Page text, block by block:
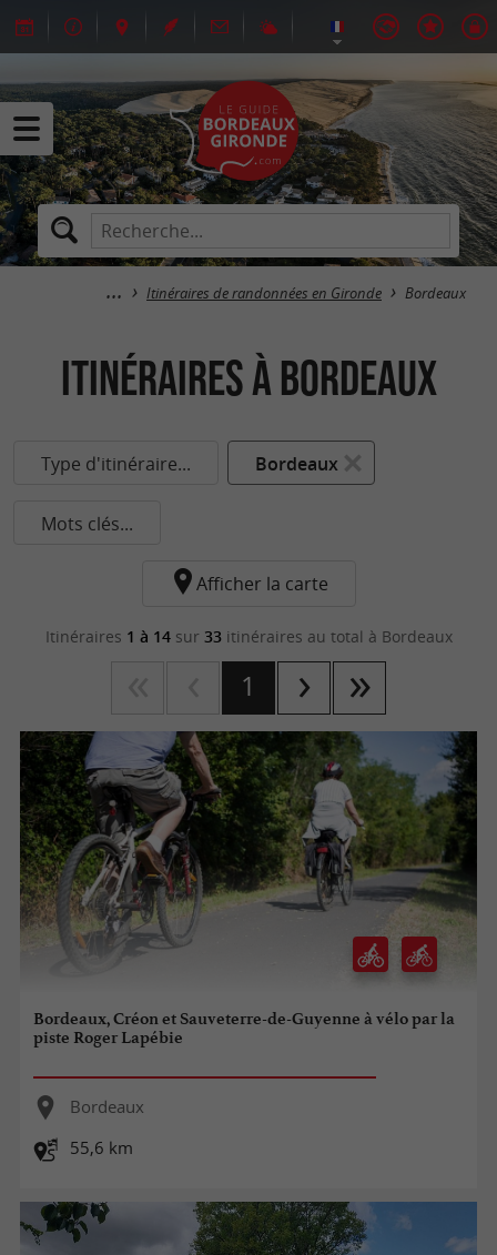
Itinéraires de randonnées en Gironde Bordeaux
itinéraires à Bordeaux
Type d'itinéraire... Bordeaux
Mots clés...
Afficher la carte
Itinéraires 1 à 14sur 33itinéraires au total à Bordeaux
1
Bordeaux, Créon et Sauveterre-de-Guyenne à vélo par la
piste Roger Lapébie
Bordeaux
55,6 km